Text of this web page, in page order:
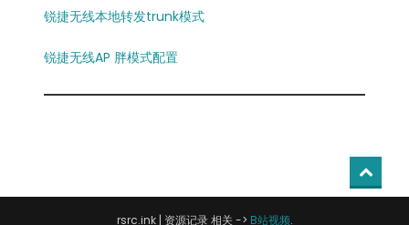
锐捷无线本地转发trunk模式
锐捷无线AP 胖模式配置
rsrc.ink | 资源记录 相关 -> B站视频.